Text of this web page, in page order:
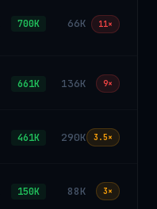
700K 66K 11×
661K 136K 9×
461K 290K 3.5×
150K 88K 3×